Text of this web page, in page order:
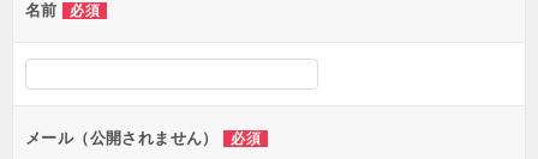
ー
シ
ン
名前 必須
メール（公開されません） 必須